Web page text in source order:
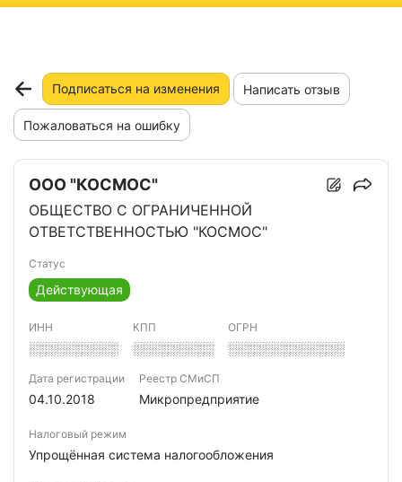
Подписаться на изменения Написать отзыв
Пожаловаться на ошибку
ООО "КОСМОС"
ОБЩЕСТВО С ОГРАНИЧЕННОЙ
ОТВЕТСТВЕННОСТЬЮ "КОСМОС"
Статус
Действующая
ИНН
░░░░░░░░░░
КПП
░░░░░░░░░
ОГРН
░░░░░░░░░░░░░
Дата регистрации
04.10.2018
Реестр СМиСП
Микропредприятие
Налоговый режим
Упрощённая система налогообложения